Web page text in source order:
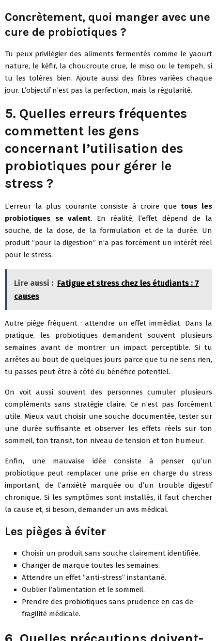
Concrètement, quoi manger avec une
cure de probiotiques ?
Tu peux privilégier des aliments fermentés comme le yaourt
nature, le kéfir, la choucroute crue, le miso ou le tempeh, si
tu les tolères bien. Ajoute aussi des fibres variées chaque
jour. L’objectif n’est pas la perfection, mais la régularité.
5. Quelles erreurs fréquentes
commettent les gens
concernant l’utilisation des
probiotiques pour gérer le
stress ?
L’erreur la plus courante consiste à croire que tous les
probiotiques se valent. En réalité, l’effet dépend de la
souche, de la dose, de la formulation et de la durée. Un
produit “pour la digestion” n’a pas forcément un intérêt réel
pour le stress.
Lire aussi : Fatigue et stress chez les étudiants : 7
causes
Autre piège fréquent : attendre un effet immédiat. Dans la
pratique, les probiotiques demandent souvent plusieurs
semaines avant de montrer un impact perceptible. Si tu
arrêtes au bout de quelques jours parce que tu ne sens rien,
tu passes peut-être à côté du bénéfice potentiel.
On voit aussi souvent des personnes cumuler plusieurs
compléments sans stratégie claire. Ce n’est pas forcément
utile. Mieux vaut choisir une souche documentée, tester sur
une durée suffisante et observer les effets réels sur ton
sommeil, ton transit, ton niveau de tension et ton humeur.
Enfin, une mauvaise idée consiste à penser qu’un
probiotique peut remplacer une prise en charge du stress
important, de l’anxiété marquée ou d’un trouble digestif
chronique. Si les symptômes sont installés, il faut chercher
la cause et, si besoin, demander un avis médical.
Les pièges à éviter
Choisir un produit sans souche clairement identifiée.
Changer de marque toutes les semaines.
Attendre un effet “anti-stress” instantané.
Oublier l’alimentation et le sommeil.
Prendre des probiotiques sans prudence en cas de
fragilité médicale.